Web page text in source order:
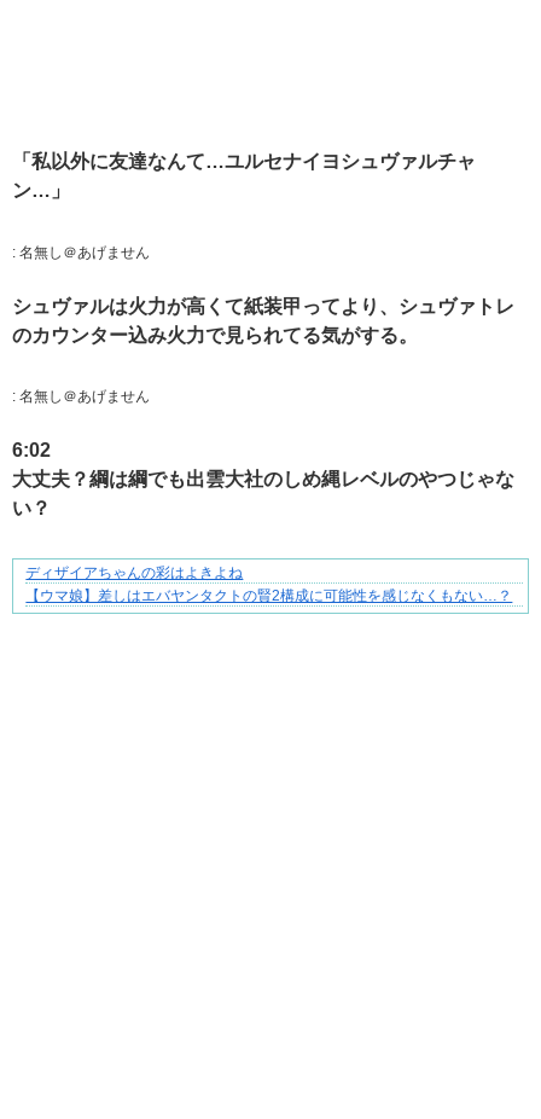
「私以外に友達なんて…ユルセナイヨシュヴァルチャ
ン…」
: 名無し＠あげません
シュヴァルは火力が高くて紙装甲ってより、シュヴァトレ
のカウンター込み火力で見られてる気がする。
: 名無し＠あげません
6:02
大丈夫？綱は綱でも出雲大社のしめ縄レベルのやつじゃな
い？
それは純愛か、それともストーカー疑惑か
ディザイアちゃんの彩はよきよね
【ウマ娘】差しはエバヤンタクトの賢2構成に可能性を感じなくもない…？